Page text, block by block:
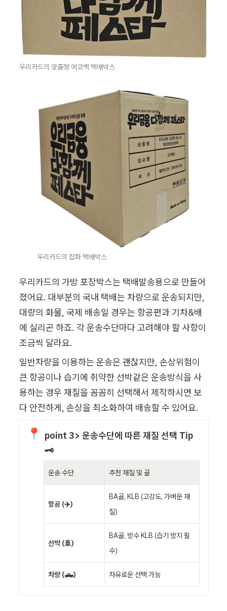
우리카드의 맞춤형 에코백 택배박스
우리카드의 잡화 택배박스
우리카드의 가방 포장박스는 택배발송용으로 만들어
졌어요. 대부분의 국내 택배는 차량으로 운송되지만,
대량의 화물, 국제 배송일 경우는 항공편과 기차&배
에 실리곤 하죠. 각 운송수단마다 고려해야 할 사항이
조금씩 달라요.
일반차량을 이용하는 운송은 괜찮지만, 손상위험이
큰 항공이나 습기에 취약한 선박같은 운송방식을 사
용하는 경우 재질을 꼼꼼히 선택해서 제작하시면 보
다 안전하게, 손상을 최소화하여 배송할 수 있어요.
📍
point 3> 운송수단에 따른 재질 선택 Tip
🗝️
운송 수단 추천 재질 및 골
항공 (✈️)
BA골, KLB (고강도, 가벼운 재
질)
선박 (🚢)
BA골, 방수 KLB (습기 방지 필
수)
차량 (🛻) 자유로운 선택 가능